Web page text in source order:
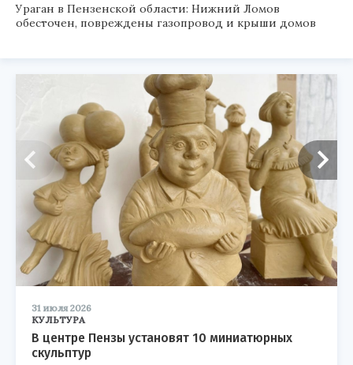
Ураган в Пензенской области: Нижний Ломов
обесточен, повреждены газопровод и крыши домов
31 июля 2026
КУЛЬТУРА
В центре Пензы установят 10 миниатюрных
скульптур